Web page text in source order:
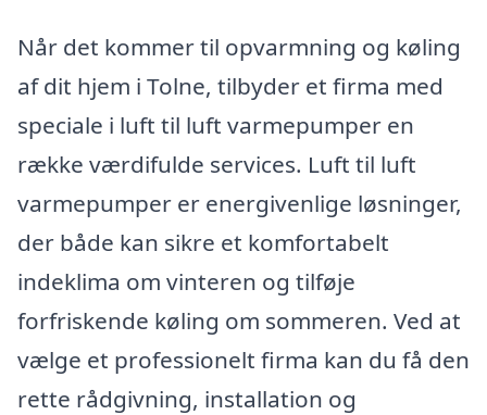
Når det kommer til opvarmning og køling
af dit hjem i Tolne, tilbyder et firma med
speciale i luft til luft varmepumper en
række værdifulde services. Luft til luft
varmepumper er energivenlige løsninger,
der både kan sikre et komfortabelt
indeklima om vinteren og tilføje
forfriskende køling om sommeren. Ved at
vælge et professionelt firma kan du få den
rette rådgivning, installation og